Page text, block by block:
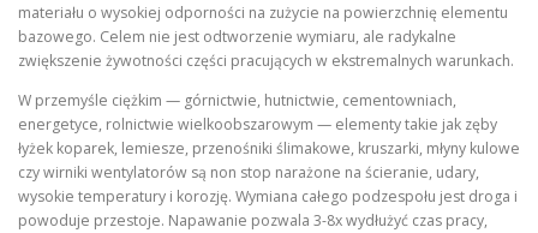
materiału o wysokiej odporności na zużycie na powierzchnię elementu
bazowego. Celem nie jest odtworzenie wymiaru, ale radykalne
zwiększenie żywotności części pracujących w ekstremalnych warunkach.
W przemyśle ciężkim — górnictwie, hutnictwie, cementowniach,
energetyce, rolnictwie wielkoobszarowym — elementy takie jak zęby
łyżek koparek, lemiesze, przenośniki ślimakowe, kruszarki, młyny kulowe
czy wirniki wentylatorów są non stop narażone na ścieranie, udary,
wysokie temperatury i korozję. Wymiana całego podzespołu jest droga i
powoduje przestoje. Napawanie pozwala 3-8x wydłużyć czas pracy,